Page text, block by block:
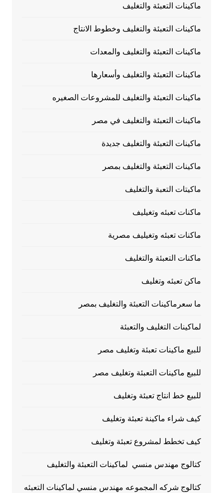
ماكينات التعبئة والتغليف
ماكينات التعبئة والتغليف وخطوط الانتاج
ماكينات التعبئة والتغليف والمعدات
ماكينات التعبئة والتغليف وأسعارها
ماكينات التعبئة والتغليف للمشروعات الصغيره
ماكينات التعبئة والتغليف في مصر
ماكينات التعبئة والتغليف جديدة
ماكينات التعبئة والتغليف بمصر
ماكيتات التعبة والتغليف
ماكنات تعبئه وتغيليف
ماكنات تعبئه وتغيليف مصرية
ماكنات التعبئة والتغليف
ماكن تعبئه وتغليف
ما سعرماكينات التعبئة والتغليف بمصر
لماكينات التغليف والتعبئة
للبيع ماكينات تعبئة وتغليف مصر
للبيع ماكينات التعبئة وتغليف مصر
للبيع خط انتاج تعبئة وتغليف
كيف شراء ماكينة تعبئة وتغليف
كيف تخطط لمشروع تعبئة وتغليف
كتالوج مهندس منسي لماكينات التعبئة والتغليف
كتالوج شركه المجموعه مهندس منسي لماكينات التعبئه